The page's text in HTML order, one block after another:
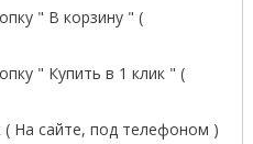
" В корзину " (
" Купить в 1 клик " (
( На сайте, под телефоном )